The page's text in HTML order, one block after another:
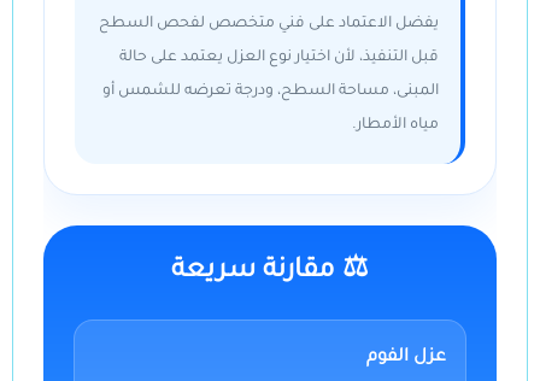
يفضل الاعتماد على فني متخصص لفحص السطح
قبل التنفيذ، لأن اختيار نوع العزل يعتمد على حالة
المبنى، مساحة السطح، ودرجة تعرضه للشمس أو
مياه الأمطار.
⚖️ مقارنة سريعة
عزل الفوم